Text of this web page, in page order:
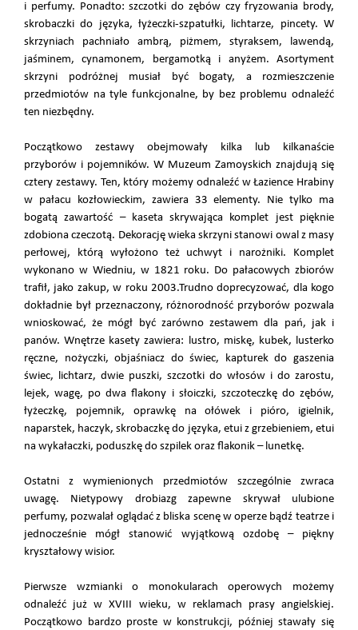
i perfumy. Ponadto: szczotki do zębów czy fryzowania brody,
skrobaczki do języka, łyżeczki-szpatułki, lichtarze, pincety. W
skrzyniach pachniało ambrą, piżmem, styraksem, lawendą,
jaśminem, cynamonem, bergamotką i anyżem. Asortyment
skrzyni podróżnej musiał być bogaty, a rozmieszczenie
przedmiotów na tyle funkcjonalne, by bez problemu odnaleźć
ten niezbędny.
Początkowo zestawy obejmowały kilka lub kilkanaście
przyborów i pojemników. W Muzeum Zamoyskich znajdują się
cztery zestawy. Ten, który możemy odnaleźć w Łazience Hrabiny
w pałacu kozłowieckim, zawiera 33 elementy. Nie tylko ma
bogatą zawartość – kaseta skrywająca komplet jest pięknie
zdobiona czeczotą. Dekorację wieka skrzyni stanowi owal z masy
perłowej, którą wyłożono też uchwyt i narożniki. Komplet
wykonano w Wiedniu, w 1821 roku. Do pałacowych zbiorów
trafił, jako zakup, w roku 2003.Trudno doprecyzować, dla kogo
dokładnie był przeznaczony, różnorodność przyborów pozwala
wnioskować, że mógł być zarówno zestawem dla pań, jak i
panów. Wnętrze kasety zawiera: lustro, miskę, kubek, lusterko
ręczne, nożyczki, objaśniacz do świec, kapturek do gaszenia
świec, lichtarz, dwie puszki, szczotki do włosów i do zarostu,
lejek, wagę, po dwa flakony i słoiczki, szczoteczkę do zębów,
łyżeczkę, pojemnik, oprawkę na ołówek i pióro, igielnik,
naparstek, haczyk, skrobaczkę do języka, etui z grzebieniem, etui
na wykałaczki, poduszkę do szpilek oraz flakonik – lunetkę.
Ostatni z wymienionych przedmiotów szczególnie zwraca
uwagę. Nietypowy drobiazg zapewne skrywał ulubione
perfumy, pozwalał oglądać z bliska scenę w operze bądź teatrze i
jednocześnie mógł stanowić wyjątkową ozdobę – piękny
kryształowy wisior.
Pierwsze wzmianki o monokularach operowych możemy
odnaleźć już w XVIII wieku, w reklamach prasy angielskiej.
Początkowo bardzo proste w konstrukcji, później stawały się